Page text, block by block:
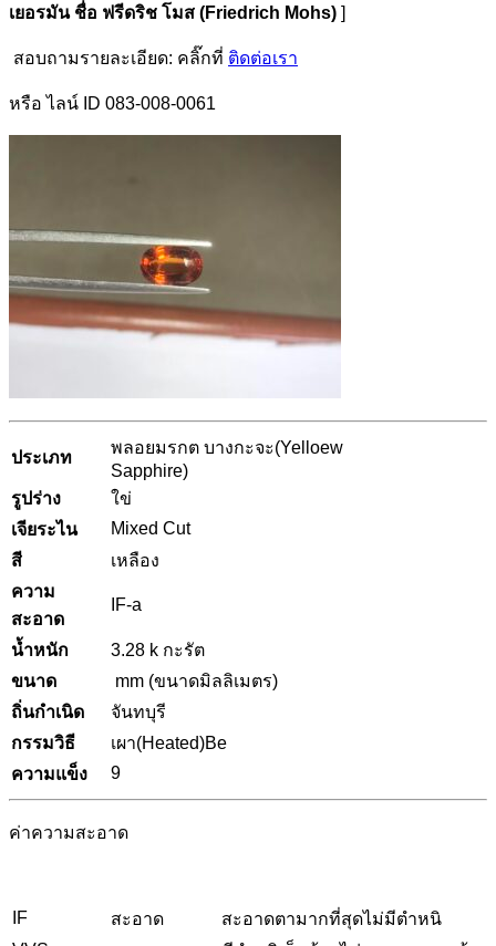
เยอรมัน ชื่อ ฟรีดริช โมส (Friedrich Mohs) ]
สอบถามรายละเอียด: คลิ๊กที่ ติดต่อเรา
หรือ ไลน์ ID 083-008-0061
ประเภท
พลอยมรกต บางกะจะ(Yelloew
Sapphire)
รูปร่าง
ใข่
เจียระไน
Mixed Cut
สี
เหลือง
ความ
สะอาด
IF-a
น้ำหนัก
3.28 k กะรัต
ขนาด
mm (ขนาดมิลลิเมตร)
ถิ่นกำเนิด
จันทบุรี
กรรมวิธี
เผา(Heated)Be
ความแข็ง
9
ค่าความสะอาด
IF สะอาด
สะอาดตามากที่สุดไม่มีตำหนิ